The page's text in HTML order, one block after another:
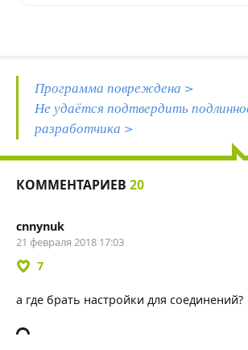
Программа повреждена >
Не удаётся подтвердить
разработчика >
КОММЕНТАРИЕВ 20
cnnynuk
21 февраля 2018 17:03
7
а где брать настройки для соединений?